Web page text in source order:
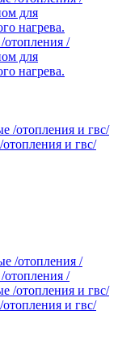
отопления /
для
нагрева.
и гвс/
отопления /
и гвс/